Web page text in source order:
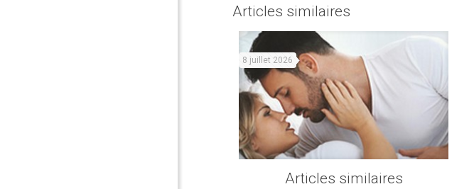
Articles similaires
8 juillet 2026
Articles similaires